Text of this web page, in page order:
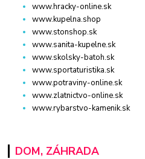
www.hracky-online.sk
www.kupelna.shop
www.stonshop.sk
www.sanita-kupelne.sk
www.skolsky-batoh.sk
www.sportaturistika.sk
www.potraviny-online.sk
www.zlatnictvo-online.sk
www.rybarstvo-kamenik.sk
DOM, ZÁHRADA